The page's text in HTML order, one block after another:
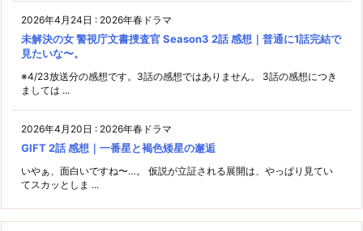
2026年4月24日 : 2026年春ドラマ
未解決の女 警視庁文書捜査官 Season3 2話 感想｜普通に1話完結で
見たいな〜。
※4/23放送分の感想です。3話の感想ではありません。 3話の感想につき
ましては ...
2026年4月20日 : 2026年春ドラマ
GIFT 2話 感想｜一番星と褐色矮星の邂逅
いやぁ、面白いですね〜…。 仮説が立証される展開は、やっぱり見てい
てスカッとしま ...